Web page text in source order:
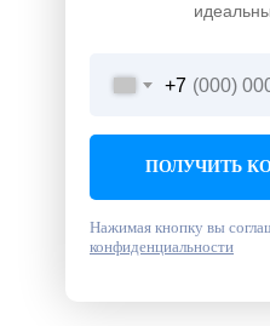
+7
ПОЛУЧИТЬ
Нажимая кнопку вы
конфиденциальности